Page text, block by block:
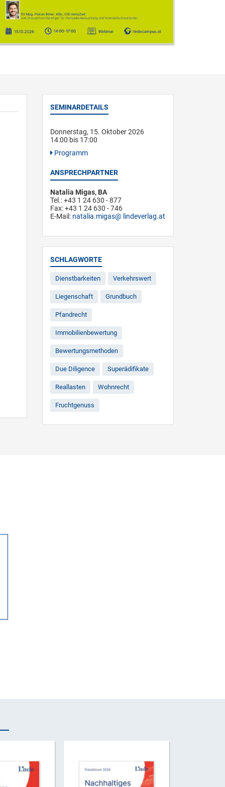
SEMINARDETAILS
Donnerstag, 15. Oktober 2026
14:00 bis 17:00
Programm
ANSPRECHPARTNER
Natalia Migas, BA
Tel.: +43 1 24 630 - 877
Fax: +43 1 24 630 - 746
E-Mail: natalia.migas lindeverlag.at
SCHLAGWORTE
Dienstbarkeiten Verkehrswert
Liegenschaft Grundbuch
Pfandrecht
Immobilienbewertung
Bewertungsmethoden
Due Diligence Superädifikate
Reallasten Wohnrecht
Fruchtgenuss